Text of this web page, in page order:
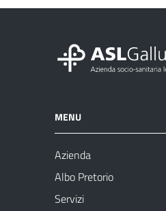
MENU
Azienda
Albo Pretorio
Servizi